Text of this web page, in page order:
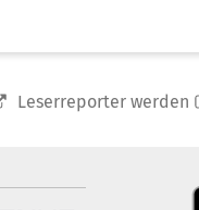
Leserreporter werden